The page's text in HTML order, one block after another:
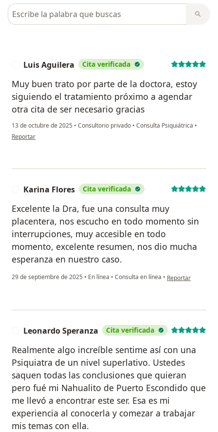
Busca en opiniones
Luis Aguilera Cita verificada
Muy buen trato por parte de la doctora, estoy
siguiendo el tratamiento próximo a agendar
otra cita de ser necesario gracias
13 de octubre de 2025 • Consultorio privado • Consulta Psiquiátrica •
en opinión del usuario Luis Aguilera
Reportar
Karina Flores Cita verificada
Excelente la Dra, fue una consulta muy
placentera, nos escucho en todo momento sin
interrupciones, muy accesible en todo
momento, excelente resumen, nos dio mucha
esperanza en nuestro caso.
29 de septiembre de 2025 • En línea • Consulta en línea • en opinión del
Reportar
Leonardo Speranza Cita verificada
Realmente algo increíble sentime así con una
Psiquiatra de un nivel superlativo. Ustedes
saquen todas las conclusiones que quieran
pero fué mi Nahualito de Puerto Escondido que
me llevó a encontrar este ser. Esa es mi
experiencia al conocerla y comezar a trabajar
mis temas con ella.